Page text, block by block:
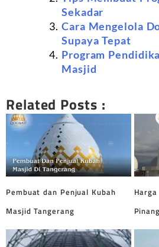
Sekadar
Cara Mengelola
Supaya Tepat
Program
Masjid
Related Posts :
Pembuat dan Penjual Kubah
Masjid Tangerang
Pinang